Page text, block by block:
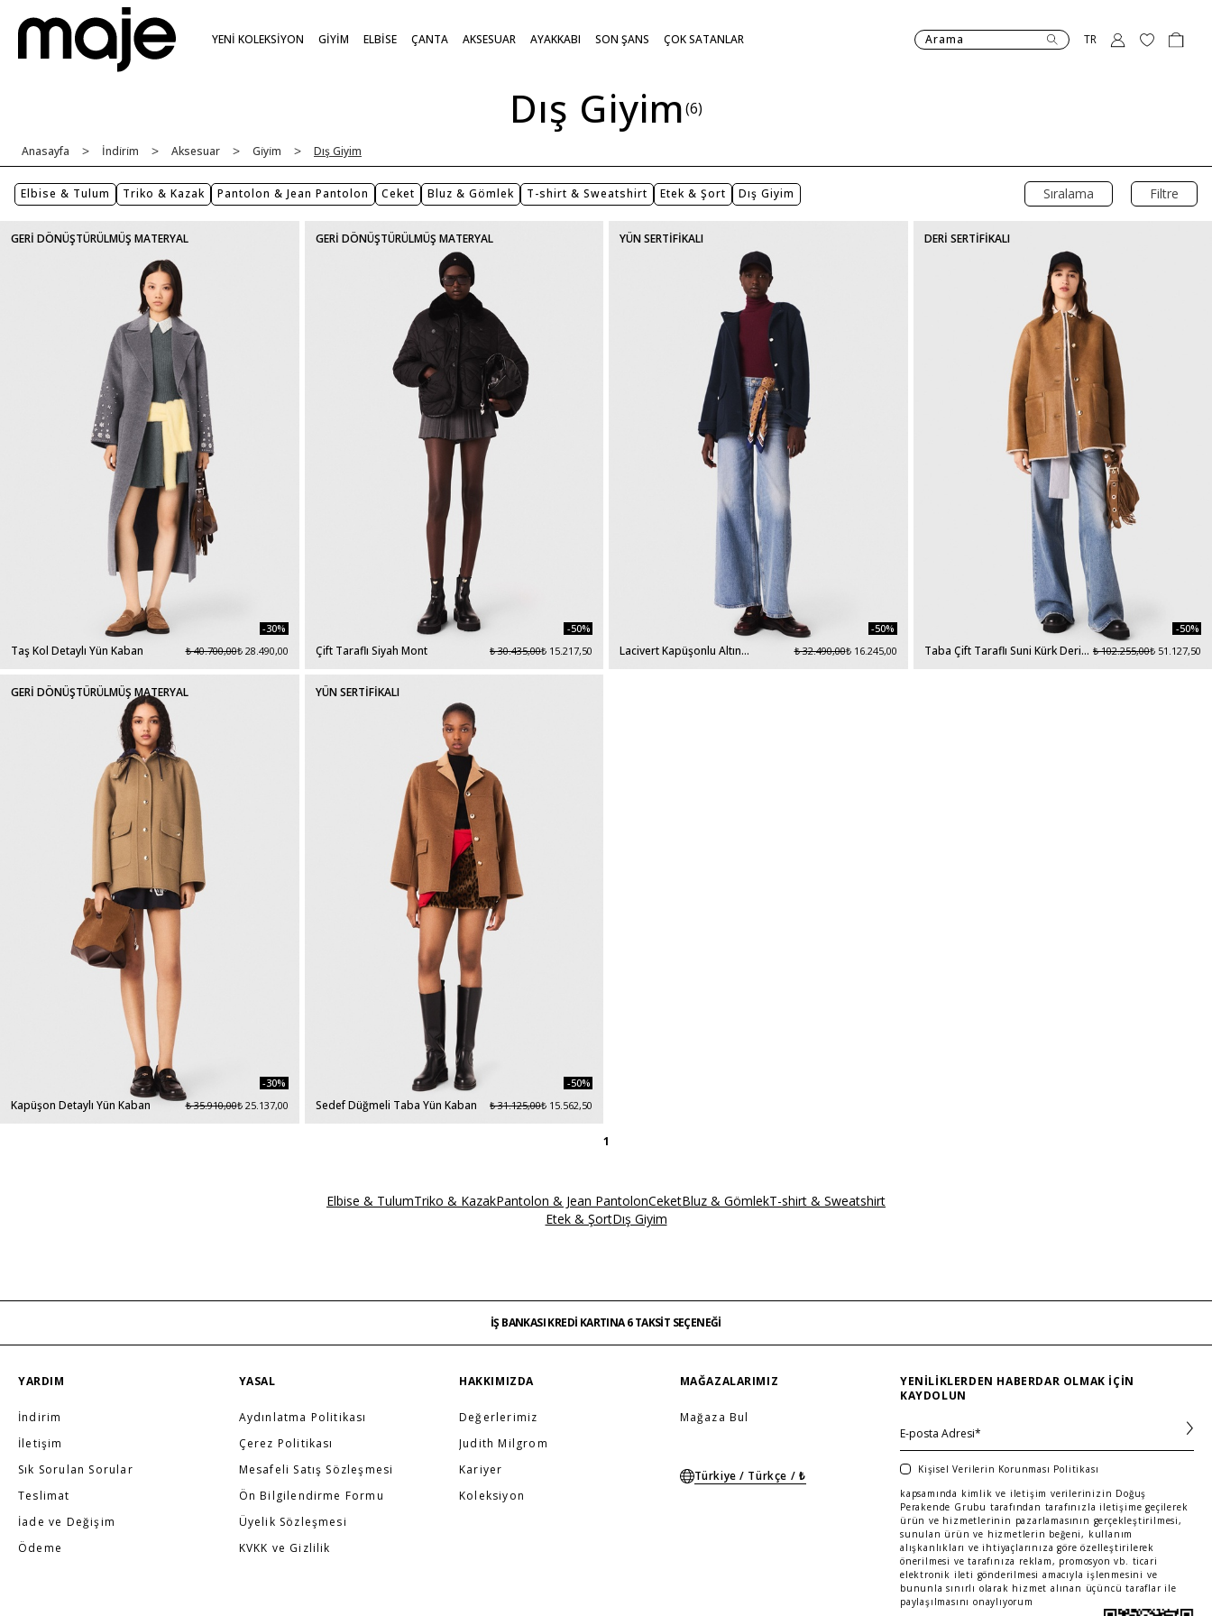
Arama TR
YENİ KOLEKSİYON GİYİM ELBİSE ÇANTA AKSESUAR AYAKKABI SON ŞANS ÇOK SATANLAR
Dış Giyim(6)
Anasayfa İndi̇ri̇m Aksesuar Gi̇yi̇m Dış Giyim
Elbise & Tulum Triko & Kazak Pantolon & Jean Pantolon Ceket Bluz & Gömlek T-shirt & Sweatshirt Etek & Şort Dış Giyim Sıralama Filtre
GERİ DÖNÜŞTÜRÜLMÜŞ MATERYAL
-30%
Taş Kol Detaylı Yün Kaban ₺ 40.700,00₺ 28.490,00
GERİ DÖNÜŞTÜRÜLMÜŞ MATERYAL
-50%
Çift Taraflı Siyah Mont ₺ 30.435,00₺ 15.217,50
YÜN SERTİFİKALI
-50%
Lacivert Kapüşonlu Altın
Düğmeli Yün Kaban
₺ 32.490,00₺ 16.245,00
DERİ SERTİFİKALI
-50%
Taba Çift Taraflı Suni Kürk Deri
₺ 102.255,00₺ 51.127,50
GERİ DÖNÜŞTÜRÜLMÜŞ MATERYAL
-30%
Kapüşon Detaylı Yün Kaban ₺ 35.910,00₺ 25.137,00
YÜN SERTİFİKALI
-50%
Sedef Düğmeli Taba Yün Kaban ₺ 31.125,00₺ 15.562,50
1
Elbise & TulumTriko & KazakPantolon & Jean PantolonCeketBluz & GömlekT-shirt & Sweatshirt
Etek & ŞortDış Giyim
İŞ BANKASI KREDİ KARTINA 6 TAKSİT SEÇENEĞİ
…
YARDIM
İndirim
İletişim
Sık Sorulan Sorular
Teslimat
İade ve Değişim
Ödeme
YASAL
Aydınlatma Politikası
Çerez Politikası
Mesafeli Satış Sözleşmesi
Ön Bilgilendirme Formu
Üyelik Sözleşmesi
KVKK ve Gizlilik
HAKKIMIZDA
Değerlerimiz
Judith Milgrom
Kariyer
Koleksiyon
MAĞAZALARIMIZ
Mağaza Bul
Türkiye / Türkçe / ₺
YENILIKLERDEN HABERDAR OLMAK IÇIN
KAYDOLUN
Kişisel Verilerin Korunması Politikası
kapsamında kimlik ve iletişim verilerinizin Doğuş
Perakende Grubu tarafından tarafınızla iletişime geçilerek
ürün ve hizmetlerinin pazarlamasının gerçekleştirilmesi,
sunulan ürün ve hizmetlerin beğeni, kullanım
alışkanlıkları ve ihtiyaçlarınıza göre özelleştirilerek
önerilmesi ve tarafınıza reklam, promosyon vb. ticari
elektronik ileti gönderilmesi amacıyla işlenmesini ve
bununla sınırlı olarak hizmet alınan üçüncü taraflar ile
paylaşılmasını onaylıyorum